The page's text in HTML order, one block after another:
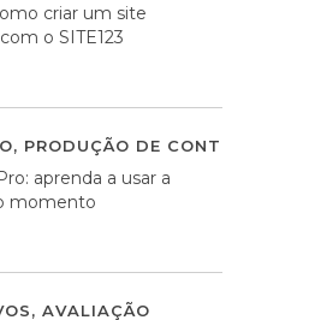
criar um site
o SITE123
, PRODUÇÃO DE CONTEÚDOS
aprenda a usar a
momento
, AVALIAÇÃO